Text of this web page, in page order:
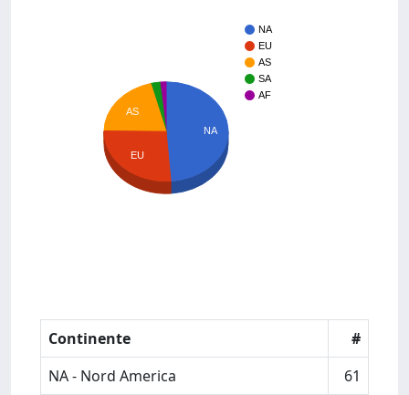
NA
EU
AS
SA
AF
NA
AS
EU
Continente
#
NA - Nord America
61